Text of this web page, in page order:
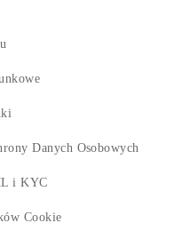
Danych Osobowych
i KYC
Cookie